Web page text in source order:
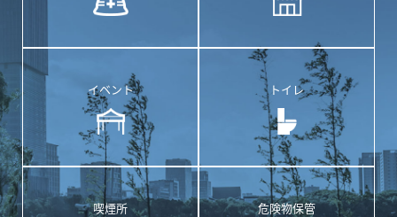
イベント トイレ
喫煙所 危険物保管